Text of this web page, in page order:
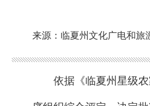
来源：临夏州文化广电和旅
依据《临夏州星级